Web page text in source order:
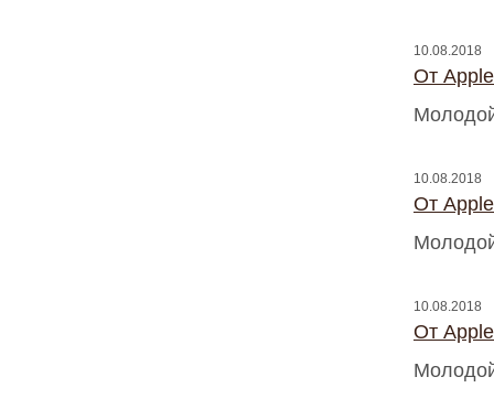
10.08.2018
От
10.08.2018
От
10.08.2018
От